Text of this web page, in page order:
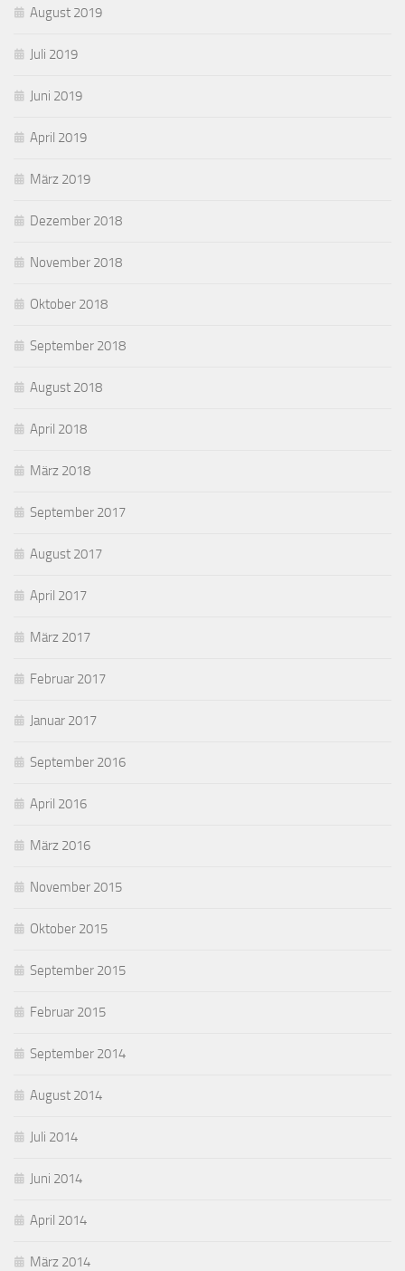
August 2019
Juli 2019
Juni 2019
April 2019
März 2019
Dezember 2018
November 2018
Oktober 2018
September 2018
August 2018
April 2018
März 2018
September 2017
August 2017
April 2017
März 2017
Februar 2017
Januar 2017
September 2016
April 2016
März 2016
November 2015
Oktober 2015
September 2015
Februar 2015
September 2014
August 2014
Juli 2014
Juni 2014
April 2014
März 2014